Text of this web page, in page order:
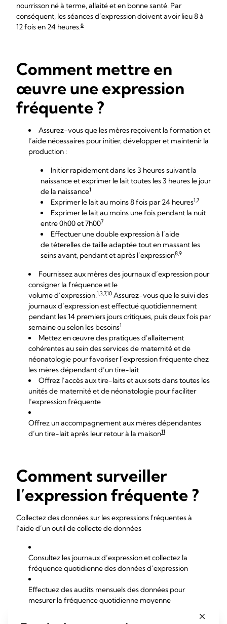
nourrisson né à terme, allaité et en bonne santé. Par
conséquent, les séances d’expression doivent avoir lieu 8 à
12 fois en 24 heures.6
Comment mettre en
œuvre une expression
fréquente ?
Assurez-vous que les mères reçoivent la formation et
l’aide nécessaires pour initier, développer et maintenir la
production :
Initier rapidement dans les 3 heures suivant la
naissance et exprimer le lait toutes les 3 heures le jour
de la naissance1
Exprimer le lait au moins 8 fois par 24 heures1,7
Exprimer le lait au moins une fois pendant la nuit
entre 0h00 et 7h007
Effectuer une double expression à l’aide
de téterellesde taille adaptéetout en massant les
seins avant, pendant et après l’expression8,9
Fournissez aux mères des journaux d’expression pour
consigner la fréquence et le
volume d’expression.1,3,7,10 Assurez-vous que le suivi des
journaux d’expression est effectué quotidiennement
pendant les 14 premiers jours critiques, puis deux fois par
semaine ou selon les besoins1
Mettez en œuvre des pratiques d'allaitement
cohérentes au sein des services de maternité et de
néonatologie pour favoriser l’expression fréquente chez
les mères dépendant d’un tire-lait
Offrez l’accès aux tire-laits et aux sets dans toutes les
unités de maternité et de néonatologie pour faciliter
l’expression fréquente
Offrez un accompagnement aux mères dépendantes
d’un tire-lait après leur retour à la maison11
Comment surveiller
l’expression fréquente ?
Collectez des données sur les expressions fréquentes à
l’aide d’un outil de collecte de données
Consultez les journaux d’expression et collectez la
fréquence quotidienne des données d’expression
Effectuez des audits mensuels des données pour
mesurer la fréquence quotidienne moyenne
l’accouchement